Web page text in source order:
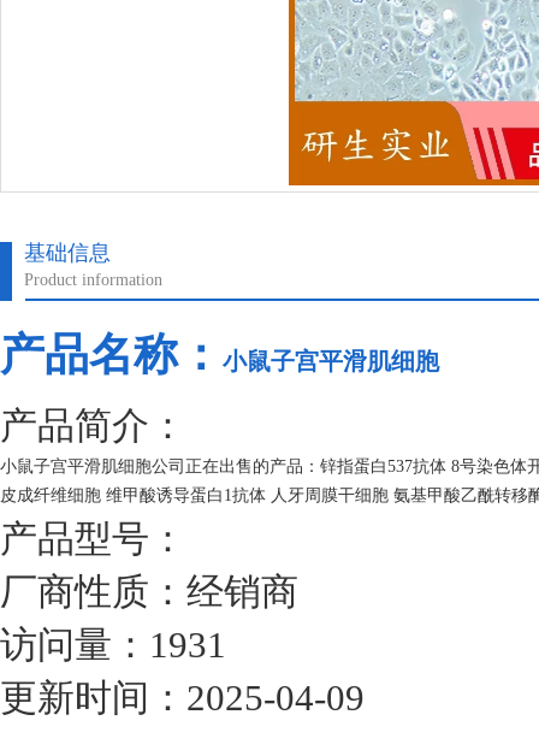
基础信息
Product information
产品名称： 小鼠子宫平滑肌细胞
产品简介：
小鼠子宫平滑肌细胞公司正在出售的产品：锌指蛋白537抗体 8号染色
皮成纤维细胞 维甲酸诱导蛋白1抗体 人牙周膜干细胞 氨基甲酸乙酰转移
产品型号：
厂商性质：经销商
访问量：1931
更新时间：2025-04-09